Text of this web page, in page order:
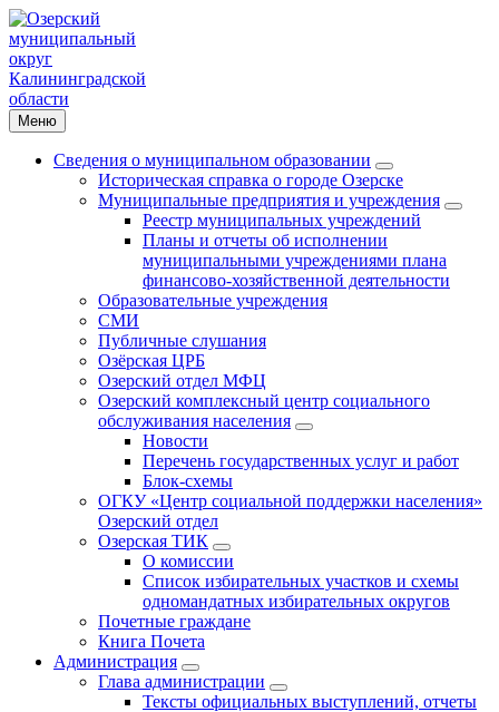
Меню
Сведения о муниципальном образовании
Историческая справка о городе Озерске
Муниципальные предприятия и учреждения
Реестр муниципальных учреждений
Планы и отчеты об исполнении
муниципальными учреждениями плана
финансово-хозяйственной деятельности
Образовательные учреждения
СМИ
Публичные слушания
Озёрская ЦРБ
Озерский отдел МФЦ
Озерский комплексный центр социального
обслуживания населения
Новости
Перечень государственных услуг и работ
Блок-схемы
ОГКУ «Центр социальной поддержки населения»
Озерский отдел
Озерская ТИК
О комиссии
Список избирательных участков и схемы
одномандатных избирательных округов
Почетные граждане
Книга Почета
Администрация
Глава администрации
Тексты официальных выступлений, отчеты